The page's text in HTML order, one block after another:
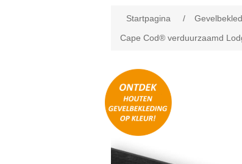
Startpagina /
Cape Cod® verduurzaamd